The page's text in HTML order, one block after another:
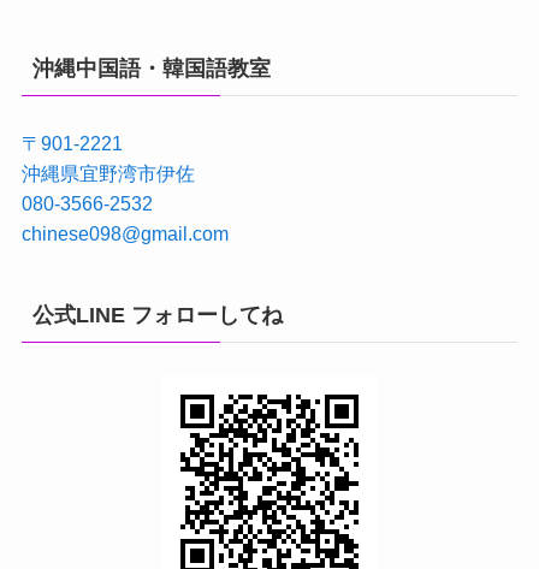
沖縄中国語・韓国語教室
〒901-2221
沖縄県宜野湾市伊佐
080-3566-2532
chinese098@gmail.com
公式LINE フォローしてね